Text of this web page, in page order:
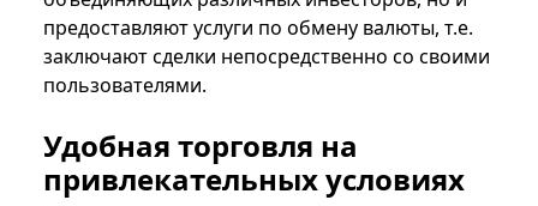
предоставляют услуги по обмену валюты, т.е.
заключают сделки непосредственно со своими
пользователями.
Удобная торговля на
привлекательных условиях